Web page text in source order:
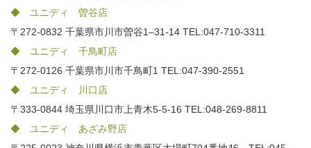
◆ ユニディ 曽谷店
〒272-0832 千葉県市川市曽谷1–31-14 TEL:047-710-3311
◆ ユニディ 千鳥町店
〒272-0126 千葉県市川市千鳥町1 TEL:047-390-2551
◆ ユニディ 川口店
〒333-0844 埼玉県川口市上青木5-5-16 TEL:048-269-8811
◆ ユニディ あざみ野店